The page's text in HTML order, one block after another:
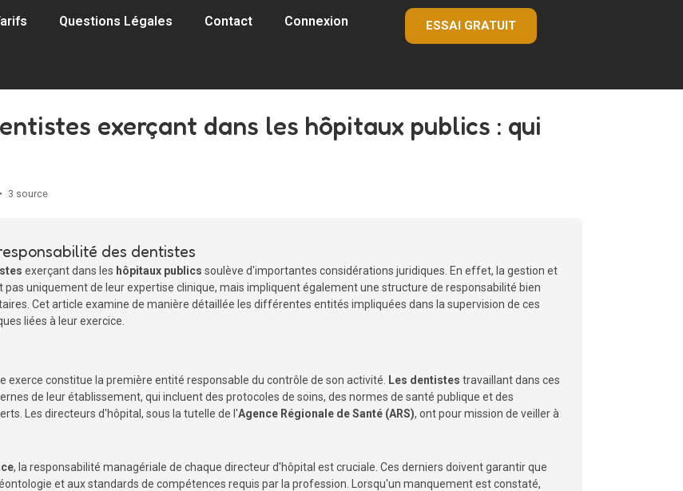
Questions Légales Contact Connexion ESSAI GRATUIT
exerçant dans les hôpitaux publics : qui
• 3 source
des dentistes
exerçant dans les hôpitaux publics soulève d'importantes considérations juridiques. En effet, la gestion et
uniquement de leur expertise clinique, mais impliquent également une structure de responsabilité bien
Cet article examine de manière détaillée les différentes entités impliquées dans la supervision de ces
liées à leur exercice.
exerce constitue la première entité responsable du contrôle de son activité. Les dentistes travaillant dans ces
de leur établissement, qui incluent des protocoles de soins, des normes de santé publique et des
Les directeurs d'hôpital, sous la tutelle de l'Agence Régionale de Santé (ARS), ont pour mission de veiller à
, la responsabilité managériale de chaque directeur d'hôpital est cruciale. Ces derniers doivent garantir que
et aux standards de compétences requis par la profession. Lorsqu'un manquement est constaté,